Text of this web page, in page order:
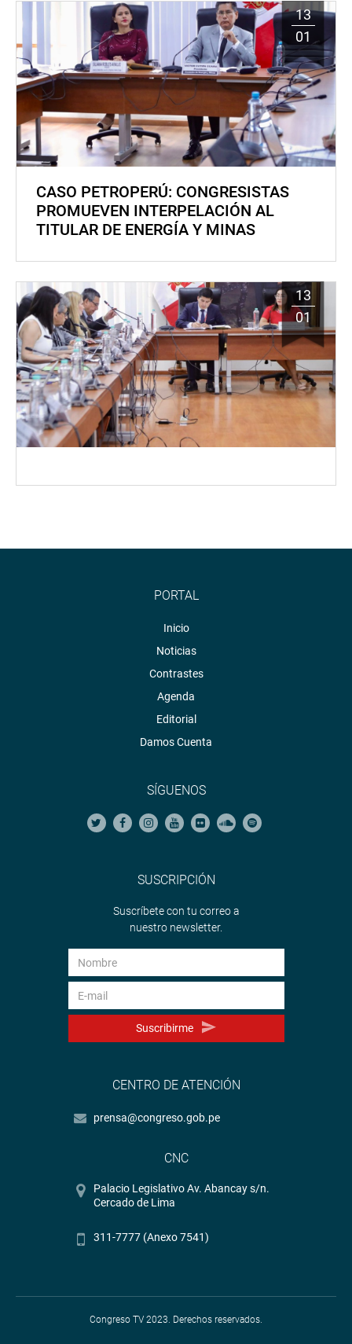
13
01
CASO PETROPERÚ: CONGRESISTAS
PROMUEVEN INTERPELACIÓN AL
TITULAR DE ENERGÍA Y MINAS
13
01
PORTAL
Inicio
Noticias
Contrastes
Agenda
Editorial
Damos Cuenta
SÍGUENOS
SUSCRIPCIÓN
Suscríbete con tu correo a
nuestro newsletter.
Suscribirme
CENTRO DE ATENCIÓN
prensa@congreso.gob.pe
CNC
Palacio Legislativo Av. Abancay s/n.
Cercado de Lima
311-7777 (Anexo 7541)
Congreso TV 2023. Derechos reservados.